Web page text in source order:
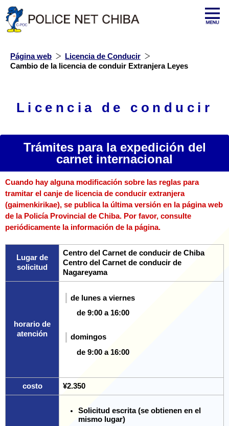
Página web
Licencia de Conducir
Cambio de la licencia de conduir Extranjera Leyes
Licencia de conducir
Trámites para la expedición del
carnet internacional
Cuando hay alguna modificación sobre las reglas para
tramitar el canje de licencia de conducir extranjera
(gaimenkirikae), se publica la última versión en la página web
de la Policía Provincial de Chiba. Por favor, consulte
periódicamente la información de la página.
Lugar de
solicitud
Centro del Carnet de conducir de Chiba
Centro del Carnet de conducir de
Nagareyama
horario de
atención
de lunes a viernes
de 9:00 a 16:00
domingos
de 9:00 a 16:00
costo ¥2.350
Solicitud escrita (se obtienen en el
mismo lugar)